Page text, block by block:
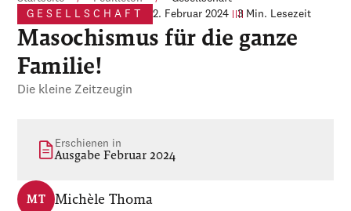
GESELLSCHAFT
2. Februar 2024 3 Min. Lesezeit
Masochismus für die ganze
Familie!
Die kleine Zeitzeugin
Erschienen in
Ausgabe Februar 2024
MT Michèle Thoma